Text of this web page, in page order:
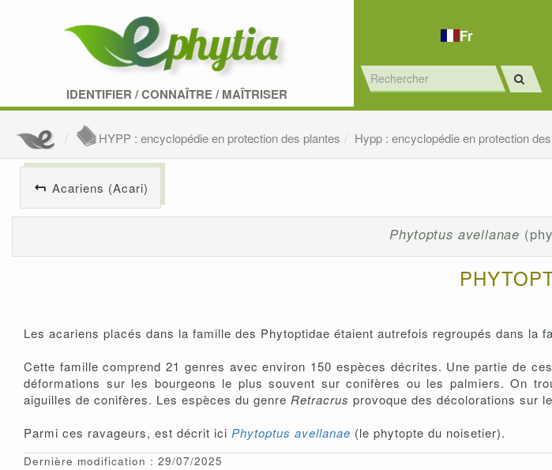
IDENTIFIER /CONNAÎTRE/MAÎTRISER
Fr
HYPP : encyclopédie en protection des plantes Hypp : encyclopédie en protection
Acariens (Acari)
Phytoptus avellanae
Les acariens placés dans la famille des Phytoptidae étaient autrefois regroupés dans la
Cette famille comprend 21 genres avec environ 150 espèces décrites. Une partie de
déformations sur les bourgeons le plus souvent sur conifères ou les palmiers. On
aiguilles de conifères. Les espèces du genre Retracrus provoque des décolorations sur
Parmi ces ravageurs, est décrit ici Phytoptus avellanae (le phytopte du noisetier).
Dernière modification : 29/07/2025